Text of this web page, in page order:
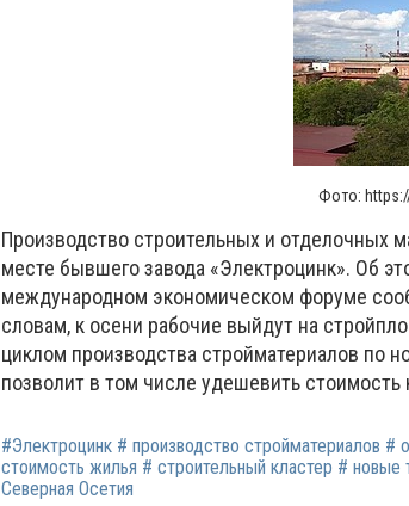
Фото:
Производство строительных и отделочных
месте бывшего завода «Электроцинк». Об
международном экономическом форуме
словам, к осени рабочие выйдут на
циклом производства стройматериалов по
позволит в том числе удешевить стоимость
#Электроцинк # производство стройматериалов
стоимость жилья # строительный кластер #
Северная Осетия